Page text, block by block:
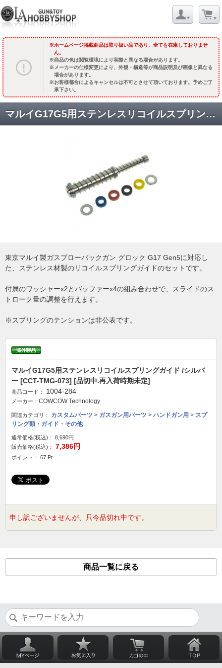
ホームページ掲載商品は取り扱い品であり、全てを在庫しておりませ
ん。
商品の色は閲覧環境により実際と異なる場合があります。
メーカーの仕様変更により、外観・構造等が商品説明及び画像と異なる
場合があります。
お客様都合によるキャンセルは不可とさせて頂いております。予めご了
承下さい。
マルイG17G5用ステンレスリコイルスプリングガイド /シルバー [CCT-TMG-073] [品切中.再入荷時期未定]
東京マルイ製ガスブローバックガン グロック G17 Gen5に対応し
た、ステンレス材製のリコイルスプリングガイドのセットです。
付属のワッシャーx2とバッファーx4の組み合わせで、スライドのス
トローク量の調整を行えます。
※スプリングのテンションは非公表です。
マルイG17G5用ステンレスリコイルスプリングガイド /シルバ
ー [CCT-TMG-073] [品切中.再入荷時期未定]
商品コード： 1004-284
メーカー： COWCOW Technology
関連カテゴリ： カスタムパーツ > ガスガン用パーツ > ハンドガン用 > スプ
リング類・ガイド・その他
通常価格(税込)：
8,690円
販売価格(税込)：
7,386円
ポイント： 67 Pt
申し訳ございませんが、只今品切れ中です。
商品一覧に戻る